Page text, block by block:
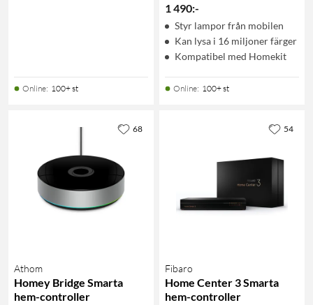
Online: 100+ st
1 490:-
Styr lampor från mobilen
Kan lysa i 16 miljoner färger
Kompatibel med Homekit
Online: 100+ st
Athom
Homey Bridge Smarta
hem-controller
68
Fibaro
Home Center 3 Smarta
hem-controller
54